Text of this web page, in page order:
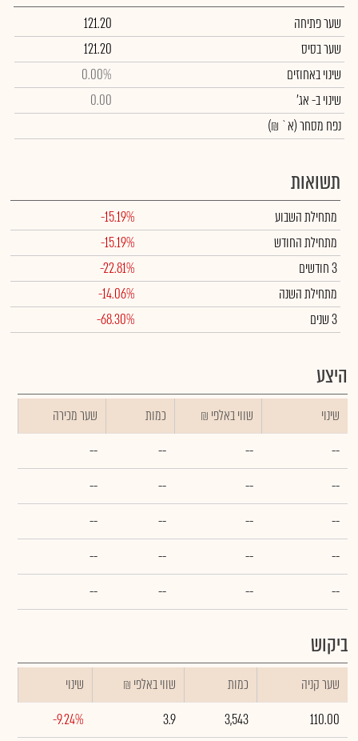
שער פתיחה
121.20
שער בסיס
121.20
שינוי באחוזים
0.00%
שינויב- אג'
0.00
נפח מסחר(א` ₪)
תשואות
מתחילת השבוע
-15.19%
מתחילת החודש
-15.19%
3 חודשים
-22.81%
מתחילת השנה
-14.06%
3 שנים
-68.30%
היצע
שינוי ₪ שווי באלפי כמות
שער מכירה
--
--
--
--
--
--
--
--
--
--
--
--
--
--
--
--
--
--
--
--
ביקוש
שער קניה כמות ₪ שווי באלפי
שינוי
110.00
3,543
3.9
-9.24%